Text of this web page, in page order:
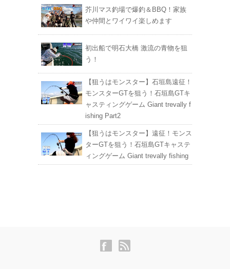
芥川マス釣場で爆釣＆BBQ！家族
や仲間とワイワイ楽しめます
初出船で明石大橋 激流の青物を狙
う！
【狙うはモンスター】石垣島遠征！
モンスターGTを狙う！石垣島GTキ
ャスティングゲーム Giant trevally f
ishing Part2
【狙うはモンスター】遠征！モンス
ターGTを狙う！石垣島GTキャステ
ィングゲーム Giant trevally fishing